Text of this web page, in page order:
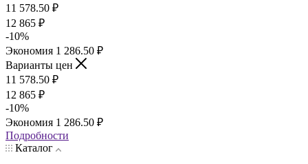
11 578.50 ₽
12 865 ₽
-10%
Экономия 1 286.50 ₽
Варианты цен
11 578.50 ₽
12 865 ₽
-10%
Экономия 1 286.50 ₽
Подробности
Каталог